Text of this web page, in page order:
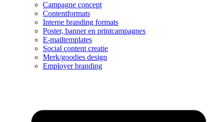
Campagne concept
Contentformats
Interne branding formats
Poster, banner en printcampagnes
E-mailtemplates
Social content creatie
Merk/goodies design
Employer branding